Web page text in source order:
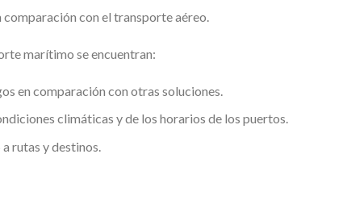
con el transporte aéreo.
marítimo se encuentran:
en comparación con otras soluciones.
climáticas y de los horarios de los puertos.
rutas y destinos.